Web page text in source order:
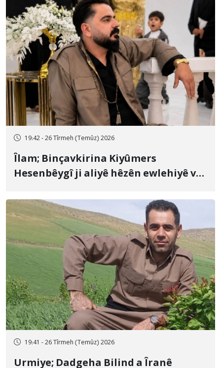
19:42 - 26 Tîrmeh (Temûz) 2026
Îlam; Binçavkirina Kiyûmers
Hesenbêygî ji aliyê hêzên ewlehiyê ve
19:41 - 26 Tîrmeh (Temûz) 2026
Urmiye; Dadgeha Bilind a Îranê